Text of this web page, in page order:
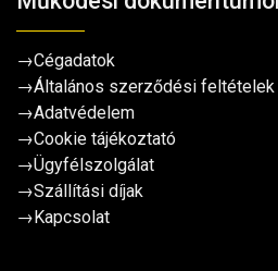
→Cégadatok
→Általános szerződési feltételek
→Adatvédelem
→Cookie tájékoztató
→Ügyfélszolgálat
→Szállítási díjak
→ Kapcsolat